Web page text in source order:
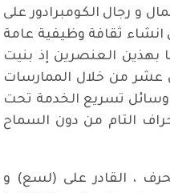
و رجال الكومبرادور على
انشاء ثقافة وظيفية عامة
العنصرين إذ بنيت
عشر من خلال الممارسات
وسائل تسريع الخدمة تحت
التام من دون السماح
، القادر على (لسع) و